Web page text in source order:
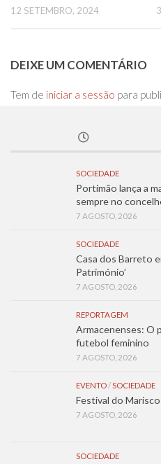
12 SETEMBRO, 2024
DEIXE UM COMENTÁRIO
Tem de iniciar a sessão para
SOCIEDADE
Portimão lança a
sempre no
7 AGOSTO, 2026
SOCIEDADE
Casa dos Barreto
Património’
7 AGOSTO, 2026
REPORTAGEM
Armacenenses: O
futebol feminino
7 AGOSTO, 2026
EVENTO/SOCIEDADE
Festival do
7 AGOSTO, 2026
SOCIEDADE